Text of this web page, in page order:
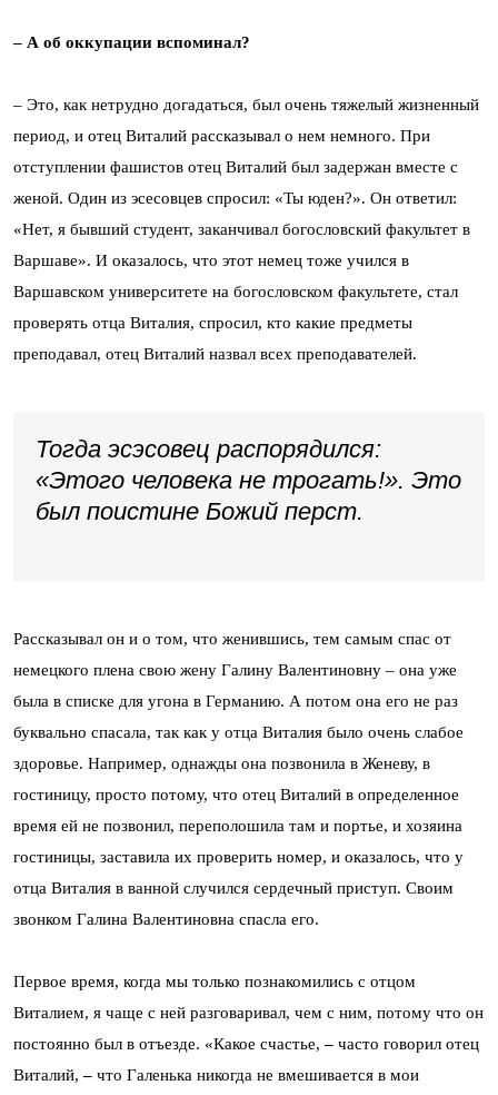
– А об оккупации вспоминал?
– Это, как нетрудно догадаться, был очень тяжелый жизненный
период, и отец Виталий рассказывал о нем немного. При
отступлении фашистов отец Виталий был задержан вместе с
женой. Один из эсесовцев спросил: «Ты юден?». Он ответил:
«Нет, я бывший студент, заканчивал богословский факультет в
Варшаве». И оказалось, что этот немец тоже учился в
Варшавском университете на богословском факультете, стал
проверять отца Виталия, спросил, кто какие предметы
преподавал, отец Виталий назвал всех преподавателей.
Тогда эсэсовец распорядился:
«Этого человека не трогать!». Это
был поистине Божий перст.
Рассказывал он и о том, что женившись, тем самым спас от
немецкого плена свою жену Галину Валентиновну – она уже
была в списке для угона в Германию. А потом она его не раз
буквально спасала, так как у отца Виталия было очень слабое
здоровье. Например, однажды она позвонила в Женеву, в
гостиницу, просто потому, что отец Виталий в определенное
время ей не позвонил, переполошила там и портье, и хозяина
гостиницы, заставила их проверить номер, и оказалось, что у
отца Виталия в ванной случился сердечный приступ. Своим
звонком Галина Валентиновна спасла его.
Первое время, когда мы только познакомились с отцом
Виталием, я чаще с ней разговаривал, чем с ним, потому что он
постоянно был в отъезде. «Какое счастье,– часто говорил отец
Виталий,– что Галенька никогда не вмешивается в мои